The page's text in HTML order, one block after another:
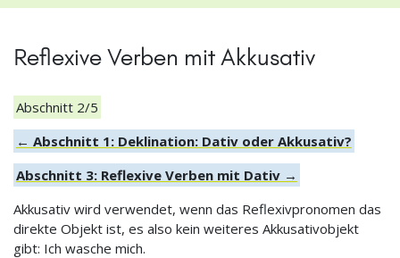
Reflexive Verben mit Akkusativ
Abschnitt 2/5
← Abschnitt 1: Deklination: Dativ oder Akkusativ?
Abschnitt 3: Reflexive Verben mit Dativ →
Akkusativ wird verwendet, wenn das Reflexivpronomen das
direkte Objekt ist, es also kein weiteres Akkusativobjekt
gibt: Ich wasche mich.